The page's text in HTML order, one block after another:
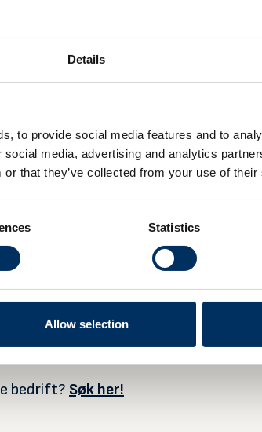
Details
to provide social media features and to
media, advertising and analytics
that they’ve collected from your use of
Statistics
Allow selection
Hos oss vil du få erfaring
Vi kan tilby deg interessante
kompensere for formell utdanning.
er en fordel. Norsk og engelsk
bedrift? Søk her!